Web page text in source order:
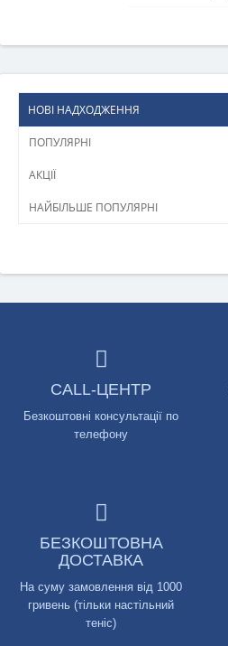
НОВІ НАДХОДЖЕННЯ
ПОПУЛЯРНІ
АКЦІЇ
НАЙБІЛЬШЕ ПОПУЛЯРНІ
CALL-ЦЕНТР
Безкоштовні консультації по
телефону
БЕЗКОШТОВНА
ДОСТАВКА
На суму замовлення від 1000
гривень (тільки настільний
теніс)